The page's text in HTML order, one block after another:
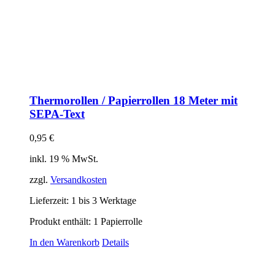
Thermorollen / Papierrollen 18 Meter mit
SEPA-Text
0,95 €
inkl. 19 % MwSt.
zzgl. Versandkosten
Lieferzeit: 1 bis 3 Werktage
Produkt enthält: 1 Papierrolle
In den Warenkorb Details